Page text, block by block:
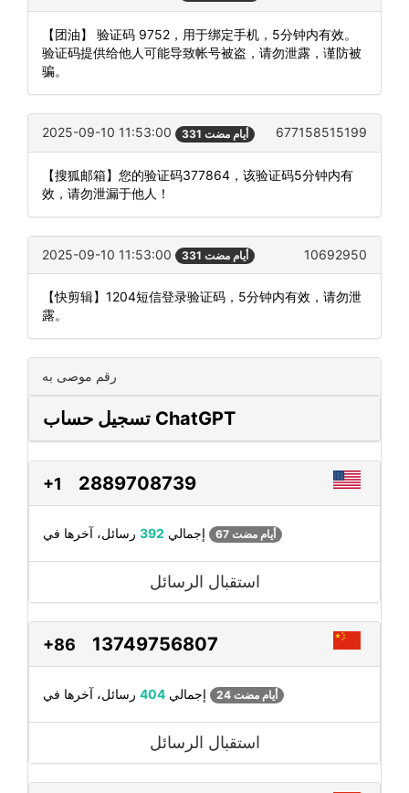
【团油】 验证码 9752，用于绑定手机，5分钟内有效。
验证码提供给他人可能导致帐号被盗，请勿泄露，谨防被
骗。
2025-09-10 11:53:00 331 أيام مضت 677158515199
【搜狐邮箱】您的验证码377864，该验证码5分钟内有
效，请勿泄漏于他人！
2025-09-10 11:53:00 331 أيام مضت 10692950
【快剪辑】1204短信登录验证码，5分钟内有效，请勿泄
露。
رقم موصى به
تسجيل حساب ChatGPT
+1 2889708739
إجمالي 392 67 أيام مضت
استقبال الرسائل
+86 13749756807
إجمالي 404 24 أيام مضت
استقبال الرسائل